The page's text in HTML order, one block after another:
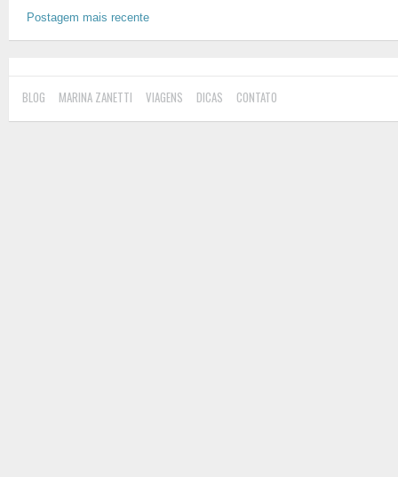
Postagem mais recente
BLOG MARINA ZANETTI VIAGENS DICAS CONTATO